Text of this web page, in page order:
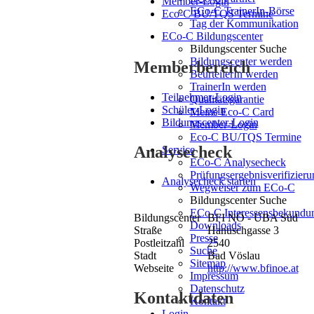
ECo-C TrainerIn-Börse
Tag der Kommunikation
ECo-C Bildungscenter
Bildungscenter Suche
Bildungscenter werden
BeurteilerIn werden
TrainerIn werden
Qualitätsgarantie
Meine Eco-C Card
Member-Login
Eco-C BU/TQS Termine
Service
ECo-C Analysecheck
Wegweiser zum ECo-C
Bildungscenter Suche
ECo-C
Downloads
Presse
Suche
Sitemap
Impressum
Datenschutz
Kontakt
Eco-C BU/TQS Termine
Memberbereich
Teilnehmer-Login
Schüler-Login
Bildungscenter-Login
Analysecheck
Analysecheck starten
Bildungscenter BFI NÖ - ÜBA Süd
Straße
Hanuschgasse 3
Postleitzahl
2540
Stadt
Bad Vöslau
Webseite
http://www.bfinoe.at
Kontaktdaten